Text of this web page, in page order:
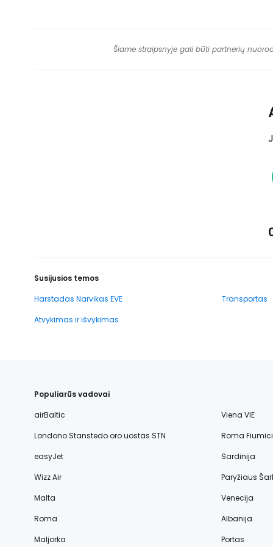
Šiame straipsnyje gali būti partnerių
Susijusios temos
Harstadas Narvikas EVE
Transportas
Atvykimas ir išvykimas
Populiarūs vadovai
airBaltic
Viena VIE
Londono Stanstedo oro uostas STN
Roma
easyJet
Sardinija
Wizz Air
Paryžiaus
Malta
Venecija
Roma
Albanija
Maljorka
Portas